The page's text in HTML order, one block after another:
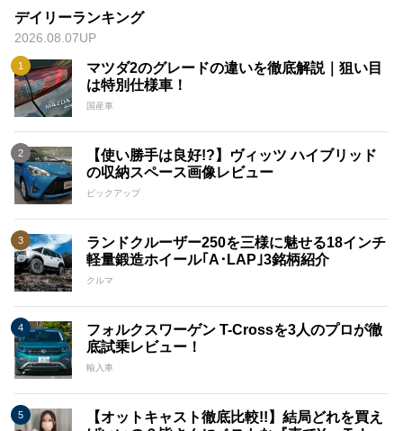
デイリーランキング
2026.08.07UP
マツダ2のグレードの違いを徹底解説｜狙い目
は特別仕様車！
国産車
【使い勝手は良好!?】ヴィッツ ハイブリッド
の収納スペース画像レビュー
ピックアップ
ランドクルーザー250を三様に魅せる18インチ
軽量鍛造ホイール｢A･LAP｣3銘柄紹介
クルマ
フォルクスワーゲン T-Crossを3人のプロが徹
底試乗レビュー！
輸入車
【オットキャスト徹底比較!!】結局どれを買え